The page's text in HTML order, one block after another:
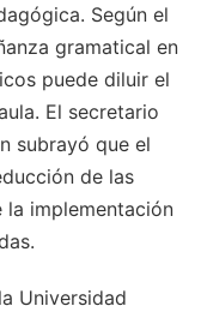
Según el
gramatical en
puede diluir el
El secretario
subrayó que el
de las
la implementación
Universidad